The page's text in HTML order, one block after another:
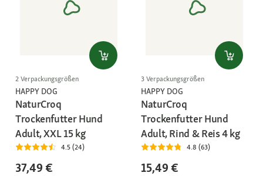
2 Verpackungsgrößen
HAPPY DOG
NaturCroq
Trockenfutter Hund
Adult, XXL 15 kg
4.5 (24)
37,49 €
3 Verpackungsgrößen
HAPPY DOG
NaturCroq
Trockenfutter Hund
Adult, Rind & Reis 4 kg
4.8 (63)
15,49 €